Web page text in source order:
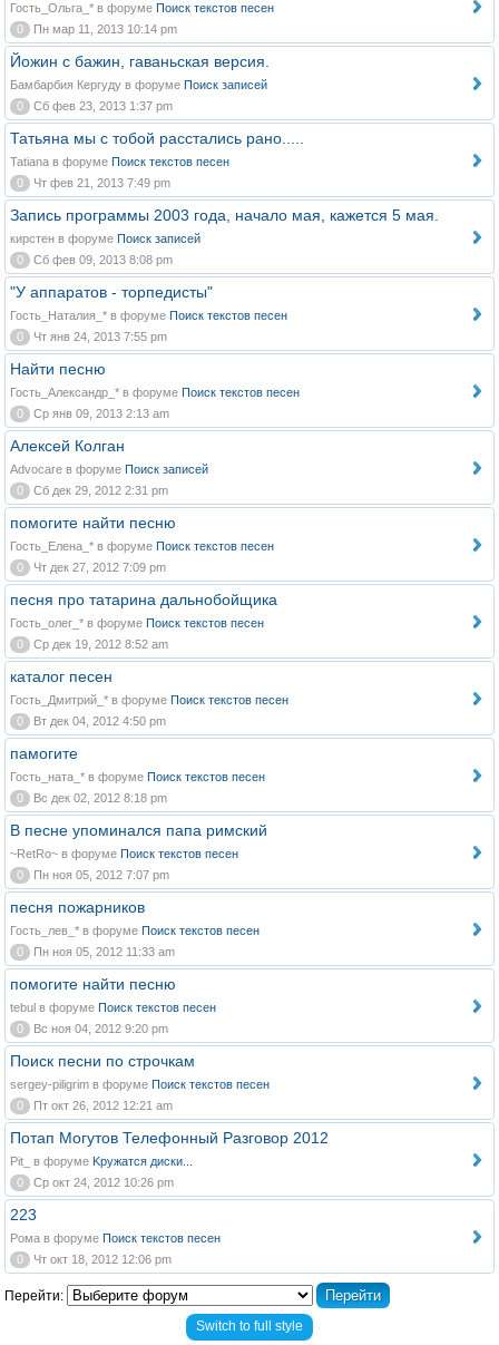
Гость_Ольга_* в форуме Поиск текстов песен
0
Пн мар 11, 2013 10:14 pm
Йожин с бажин, гаваньская версия.
Бамбарбия Кергуду в форуме Поиск записей
0
Сб фев 23, 2013 1:37 pm
Татьяна мы с тобой расстались рано.....
Tatiana в форуме Поиск текстов песен
0
Чт фев 21, 2013 7:49 pm
Запись программы 2003 года, начало мая, кажется 5 мая.
кирстен в форуме Поиск записей
0
Сб фев 09, 2013 8:08 pm
"У аппаратов - торпедисты"
Гость_Наталия_* в форуме Поиск текстов песен
0
Чт янв 24, 2013 7:55 pm
Найти песню
Гость_Александр_* в форуме Поиск текстов песен
0
Ср янв 09, 2013 2:13 am
Алексей Колган
Advocare в форуме Поиск записей
0
Сб дек 29, 2012 2:31 pm
помогите найти песню
Гость_Елена_* в форуме Поиск текстов песен
0
Чт дек 27, 2012 7:09 pm
песня про татарина дальнобойщика
Гость_олег_* в форуме Поиск текстов песен
0
Ср дек 19, 2012 8:52 am
каталог песен
Гость_Дмитрий_* в форуме Поиск текстов песен
0
Вт дек 04, 2012 4:50 pm
памогите
Гость_ната_* в форуме Поиск текстов песен
0
Вс дек 02, 2012 8:18 pm
В песне упоминался папа римский
~RetRo~ в форуме Поиск текстов песен
0
Пн ноя 05, 2012 7:07 pm
песня пожарников
Гость_лев_* в форуме Поиск текстов песен
0
Пн ноя 05, 2012 11:33 am
помогите найти песню
tebul в форуме Поиск текстов песен
0
Вс ноя 04, 2012 9:20 pm
Поиск песни по строчкам
sergey-piligrim в форуме Поиск текстов песен
0
Пт окт 26, 2012 12:21 am
Потап Могутов Телефонный Разговор 2012
Pit_ в форуме Kружатся диски...
0
Ср окт 24, 2012 10:26 pm
223
Рома в форуме Поиск текстов песен
0
Чт окт 18, 2012 12:06 pm
Перейти:
Switch to full style